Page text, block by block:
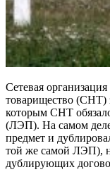
Сетевая
товарищество (СНТ)
которым СНТ
(ЛЭП). На самом
предмет и
той же самой ЛЭП),
дублирующих